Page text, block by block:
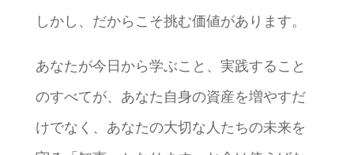
しかし、だからこそ挑む価値があります。
あなたが今日から学ぶこと、実践すること
のすべてが、あなた自身の資産を増やすだ
けでなく、あなたの大切な人たちの未来を